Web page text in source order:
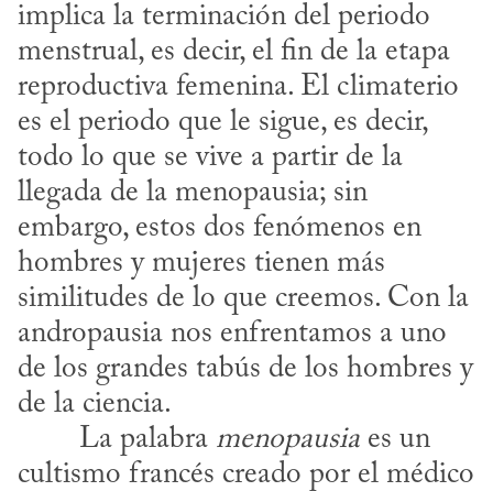
implica la terminación del periodo
menstrual, es decir, el fin de la etapa
reproductiva femenina. El climaterio
es el periodo que le sigue, es decir,
todo lo que se vive a partir de la
llegada de la menopausia; sin
embargo, estos dos fenómenos en
hombres y mujeres tienen más
similitudes de lo que creemos. Con la
andropausia nos enfrentamos a uno
de los grandes tabús de los hombres y
de la ciencia.
​	La palabra menopausia es un
cultismo francés creado por el médico